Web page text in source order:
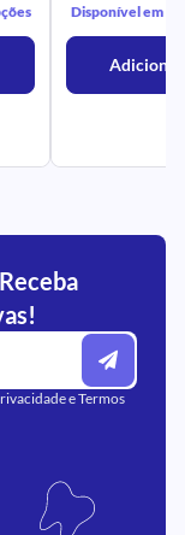
Disponível em 1
Adicionar
eTermos